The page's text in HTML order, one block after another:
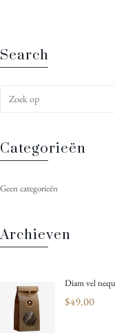
Search
Categorieën
Geen categorieën
Archieven
Diam vel
$49.00